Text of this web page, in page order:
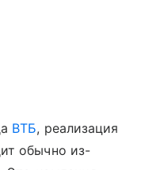
ВТБ, реализация
обычно из-